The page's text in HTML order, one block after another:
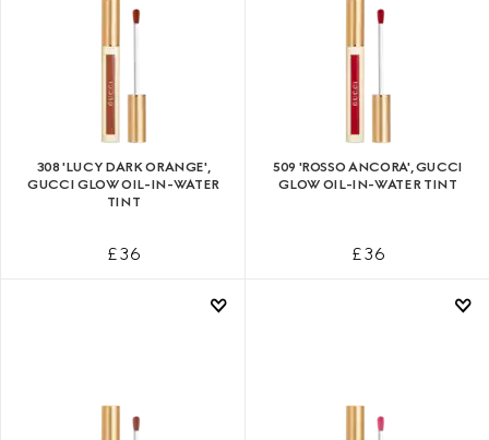
308 'LUCY DARK ORANGE',
GUCCI GLOW OIL-IN-WATER
TINT
£ 36
509 'ROSSO ANCORA', GUCCI
GLOW OIL-IN-WATER TINT
£ 36